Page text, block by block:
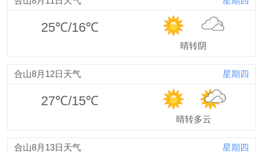
25℃/16℃
晴转阴
合山8月12日天气 星期四
27℃/15℃
晴转多云
合山8月13日天气 星期四